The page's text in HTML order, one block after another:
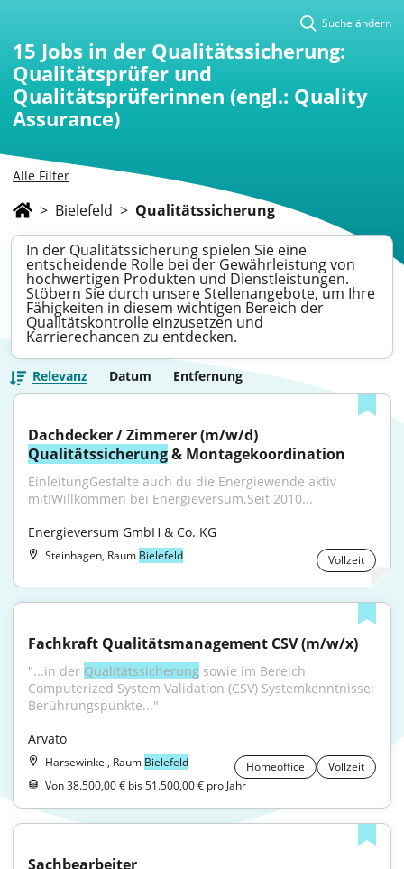
Alle Filter
Suche ändern
15 Jobs in der Qualitätssicherung:
Qualitätsprüfer und
Qualitätsprüferinnen (engl.: Quality
Assurance)
> Bielefeld > Qualitätssicherung
In der Qualitätssicherung spielen Sie eine
entscheidende Rolle bei der Gewährleistung von
hochwertigen Produkten und Dienstleistungen.
Stöbern Sie durch unsere Stellenangebote, um Ihre
Fähigkeiten in diesem wichtigen Bereich der
Qualitätskontrolle einzusetzen und
Karrierechancen zu entdecken.
Relevanz Datum Entfernung
Qualitätssicherung & Montagekoordination
EinleitungGestalte auch du die Energiewende aktiv
mit!Willkommen bei Energieversum.Seit 2010...
Energieversum GmbH & Co. KG
Steinhagen, Raum Bielefeld Vollzeit
Fachkraft Qualitätsmanagement CSV (m/w/x)
"...in der Qualitätssicherung sowie im Bereich
Computerized System Validation (CSV) Systemkenntnisse:
Berührungspunkte..."
Arvato
Harsewinkel, Raum Bielefeld Homeoffice
Vollzeit
Von 38.500,00 € bis 51.500,00 € pro Jahr